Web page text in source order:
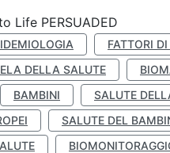
Life PERSUADED
FATTORI
DELLA SALUTE
BAMBINI SALUTE
SALUTE DEL